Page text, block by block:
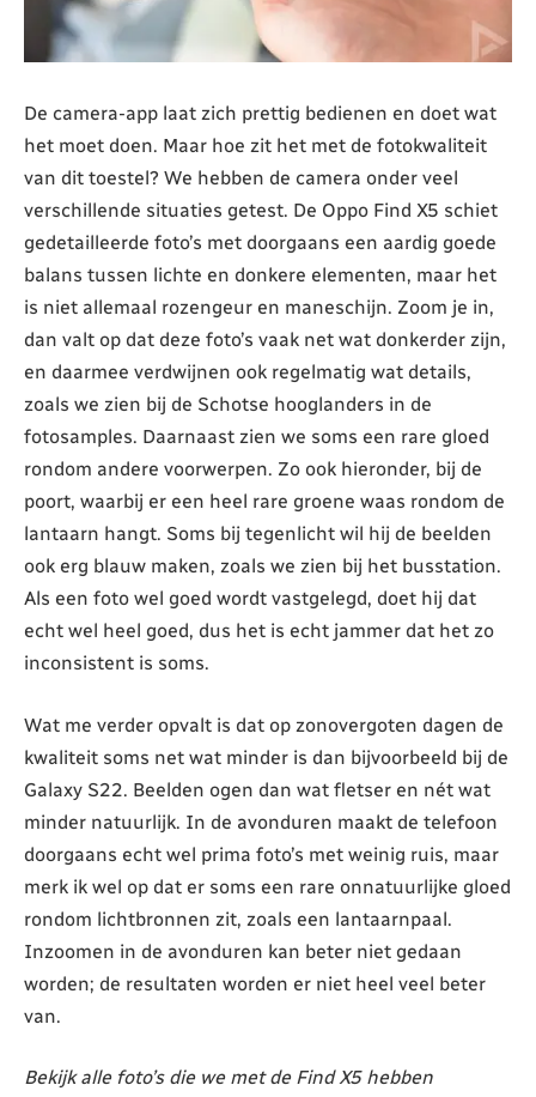
De camera-app laat zich prettig bedienen en doet wat
het moet doen. Maar hoe zit het met de fotokwaliteit
van dit toestel? We hebben de camera onder veel
verschillende situaties getest. De Oppo Find X5 schiet
gedetailleerde foto’s met doorgaans een aardig goede
balans tussen lichte en donkere elementen, maar het
is niet allemaal rozengeur en maneschijn. Zoom je in,
dan valt op dat deze foto’s vaak net wat donkerder zijn,
en daarmee verdwijnen ook regelmatig wat details,
zoals we zien bij de Schotse hooglanders in de
fotosamples. Daarnaast zien we soms een rare gloed
rondom andere voorwerpen. Zo ook hieronder, bij de
poort, waarbij er een heel rare groene waas rondom de
lantaarn hangt. Soms bij tegenlicht wil hij de beelden
ook erg blauw maken, zoals we zien bij het busstation.
Als een foto wel goed wordt vastgelegd, doet hij dat
echt wel heel goed, dus het is echt jammer dat het zo
inconsistent is soms.
Wat me verder opvalt is dat op zonovergoten dagen de
kwaliteit soms net wat minder is dan bijvoorbeeld bij de
Galaxy S22. Beelden ogen dan wat fletser en nét wat
minder natuurlijk. In de avonduren maakt de telefoon
doorgaans echt wel prima foto’s met weinig ruis, maar
merk ik wel op dat er soms een rare onnatuurlijke gloed
rondom lichtbronnen zit, zoals een lantaarnpaal.
Inzoomen in de avonduren kan beter niet gedaan
worden; de resultaten worden er niet heel veel beter
van.
Bekijk alle foto’s die we met de Find X5 hebben